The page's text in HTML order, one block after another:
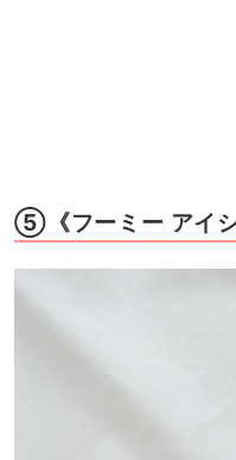
⑤《フーミー アイシ